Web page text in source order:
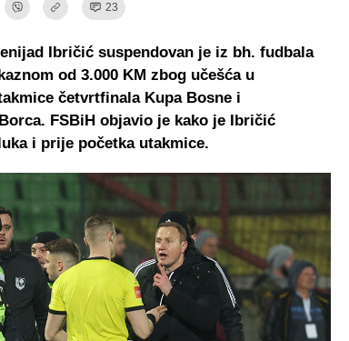
23
Ibričić suspendovan je iz bh. fudbala
od 3.000 KM zbog učešća u
četvrtfinala Kupa Bosne i
FSBiH objavio je kako je Ibričić
i prije početka utakmice.